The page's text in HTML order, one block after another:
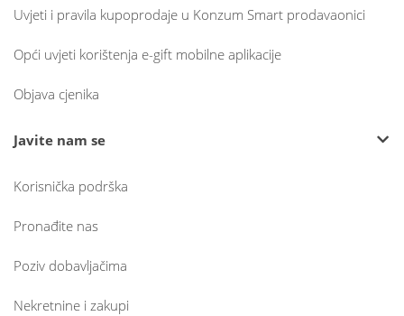
Uvjeti i pravila kupoprodaje u Konzum Smart prodavaonici
Opći uvjeti korištenja e-gift mobilne aplikacije
Objava cjenika
Javite nam se
Korisnička podrška
Pronađite nas
Poziv dobavljačima
Nekretnine i zakupi